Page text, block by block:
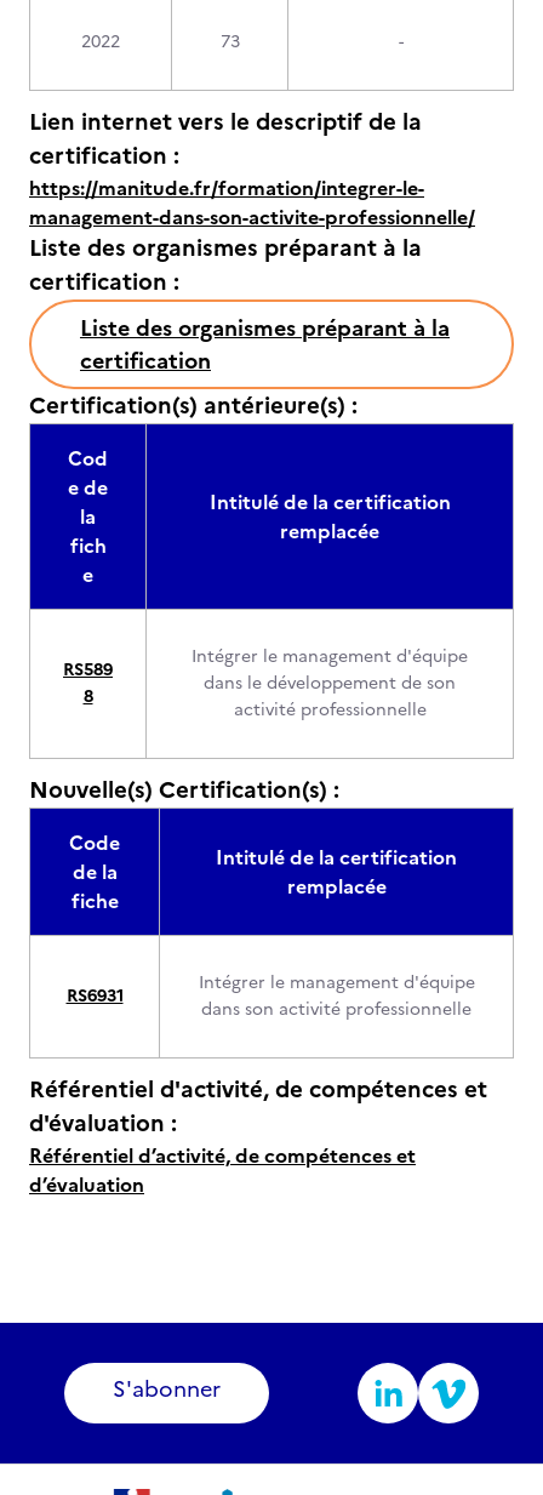
2022 73 -
Lien internet vers le descriptif de la
certification :
https://manitude.fr/formation/integrer-le-
management-dans-son-activite-professionnelle/
Liste des organismes préparant à la
certification :
Liste des organismes préparant à la
certification
Certification(s) antérieure(s) :
Cod
e de
la
fich
e
Intitulé de la certification
remplacée
RS589
8
Intégrer le management d'équipe
dans le développement de son
activité professionnelle
Nouvelle(s) Certification(s) :
Code
de la
fiche
Intitulé de la certification
remplacée
RS6931
Intégrer le management d'équipe
dans son activité professionnelle
Référentiel d'activité, de compétences et
d'évaluation :
Référentiel d’activité, de compétences et
d’évaluation
S'abonner